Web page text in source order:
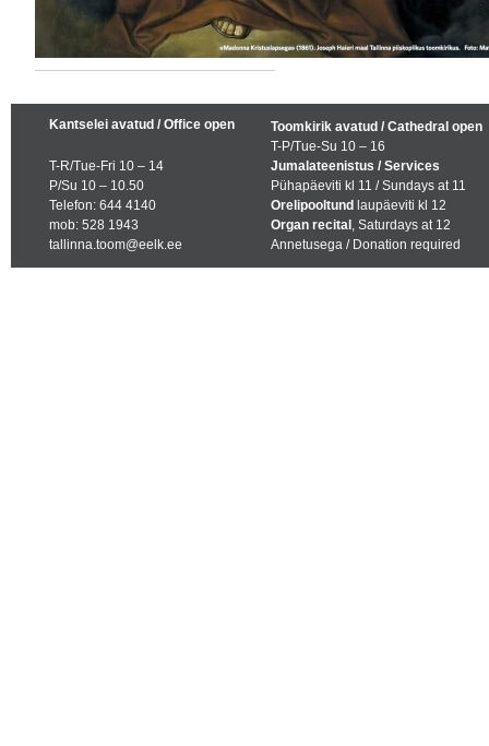
Kantselei avatud / Office open
T-R/Tue-Fri 10 – 14
P/Su 10 – 10.50
Telefon: 644 4140
mob: 528 1943
tallinna.toom@eelk.ee
Toomkirik avatud / Cathedral open
T-P/Tue-Su 10 – 16
Jumalateenistus / Services
Pühapäeviti kl 11 / Sundays at 11
Orelipooltund laupäeviti kl 12
Organ recital, Saturdays at 12
Annetusega / Donation required